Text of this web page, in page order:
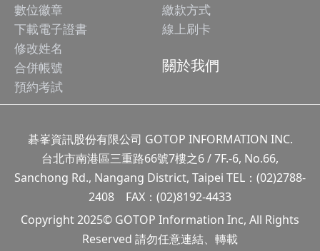
數位徽章
下載電子證書
修改姓名
合併帳號
預約考試
繳款方式
線上刷卡
關於我們
碁峯資訊股份有限公司 GOTOP INFORMATION INC.
台北市南港區三重路66號7樓之6 / 7F.-6, No.66,
Sanchong Rd., Nangang District, Taipei TEL：(02)2788-
2408 FAX：(02)8192-4433
Copyright 2025© GOTOP Information Inc, All Rights
Reserved 請勿任意連結、轉載